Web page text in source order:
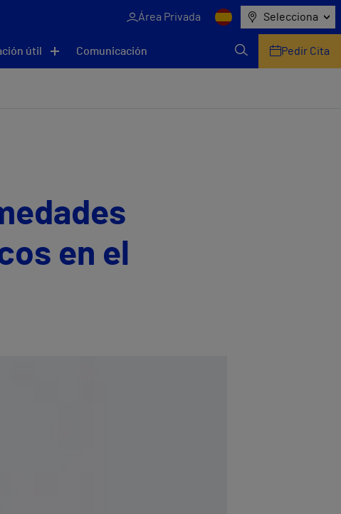
Área Privada Selecciona
útil Comunicación Pedir Cita
en el